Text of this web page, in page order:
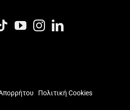
Πολιτική Cookies